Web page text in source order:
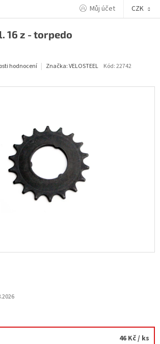
Můj účet CZK
16 z - torpedo
hodnocení Značka:VELOSTEEL Kód:22742
46 Kč/ ks